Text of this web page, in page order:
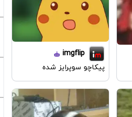
imgflip
پیکاچو سوپرایز شده